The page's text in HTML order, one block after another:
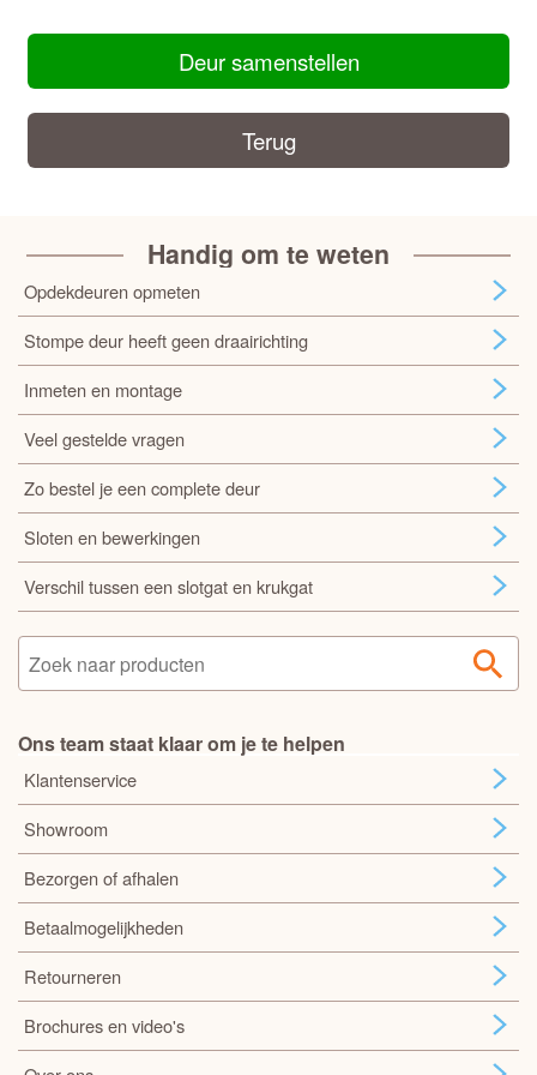
Deur samenstellen
Terug
Handig om te weten
Opdekdeuren opmeten
Stompe deur heeft geen draairichting
Inmeten en montage
Veel gestelde vragen
Zo bestel je een complete deur
Sloten en bewerkingen
Verschil tussen een slotgat en krukgat
Ons team staat klaar om je te helpen
Klantenservice
Showroom
Bezorgen of afhalen
Betaalmogelijkheden
Retourneren
Brochures en video's